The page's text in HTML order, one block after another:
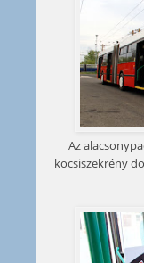
Az
kocsiszekrény